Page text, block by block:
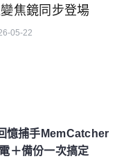
焦鏡同步登場
05-22
憶捕手MemCatcher
＋備份一次搞定